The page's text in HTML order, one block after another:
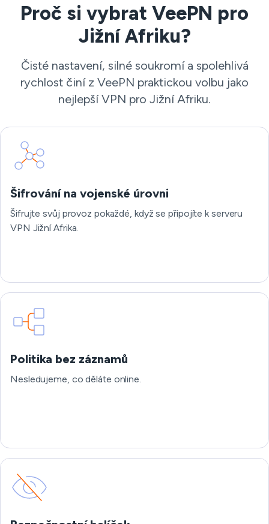
Proč si vybrat VeePN pro
Jižní Afriku?
Čisté nastavení, silné soukromí a spolehlivá
rychlost činí z VeePN praktickou volbu jako
nejlepší VPN pro Jižní Afriku.
Šifrování na vojenské úrovni
Šifrujte svůj provoz pokaždé, když se připojíte k serveru
VPN Jižní Afrika.
Politika bez záznamů
Nesledujeme, co děláte online.